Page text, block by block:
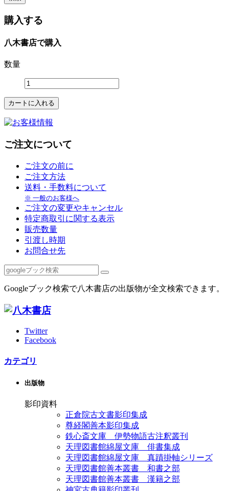
購入する
八木書店で購入
数量
ご注文について
ご注文の前に
ご注文方法
送料・手数料について
※ 一般のお客様へ
ご注文の変更やキャンセル
特定商取引に関する表示
販売数量
引渡し時期
お問合せ先
Googleブック検索で八木書店の出版物が全文検索できます。
Twitter
Facebook
カテゴリ
出版物
影印資料
正倉院古文書影印集成
尊経閣善本影印集成
鉄心斎文庫 伊勢物語古注釈叢刊
天理図書館綿屋文庫 俳書集成
天理図書館綿屋文庫 真蹟掛軸シリーズ
天理図書館善本叢書 和書之部
天理図書館善本叢書 漢籍之部